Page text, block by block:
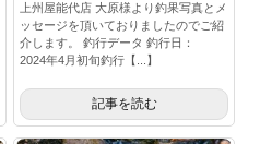
上州屋能代店 大原様より釣果写真とメ
ッセージを頂いておりましたのでご紹
介します。 釣行データ 釣行日：
2024年4月初旬釣行【...】
記事を読む